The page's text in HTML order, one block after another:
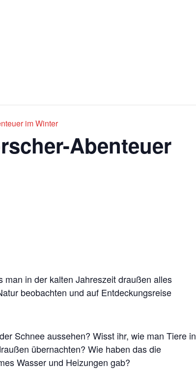
im Winter
Abenteuer
in der kalten Jahreszeit draußen alles
beobachten und auf Entdeckungsreise
Schnee aussehen? Wisst ihr, wie man Tiere in
übernachten? Wie haben das die
Wasser und Heizungen gab?